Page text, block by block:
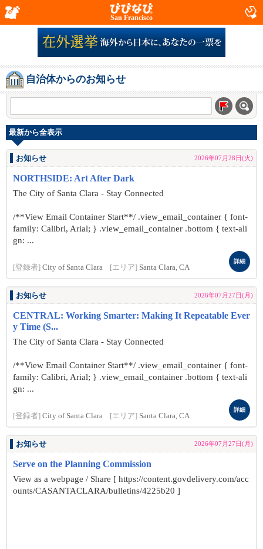
San Francisco
自治体からのお知らせ
最新から全表示
お知らせ 2026年07月28日(火)
NORTHSIDE: Art After Dark
The City of Santa Clara - Stay Connected
/**View Email Container Start**/ .view_email_container { font-
family: Calibri, Arial; } .view_email_container .bottom { text-ali
gn: ...
[登録者] City of Santa Clara [エリア] Santa Clara, CA
詳細
お知らせ 2026年07月27日(月)
CENTRAL: Working Smarter: Making It Repeatable Ever
y Time (S...
The City of Santa Clara - Stay Connected
/**View Email Container Start**/ .view_email_container { font-
family: Calibri, Arial; } .view_email_container .bottom { text-ali
gn: ...
[登録者] City of Santa Clara [エリア] Santa Clara, CA
詳細
お知らせ 2026年07月27日(月)
Serve on the Planning Commission
View as a webpage / Share [ https://content.govdelivery.com/acc
ounts/CASANTACLARA/bulletins/4225b20 ]